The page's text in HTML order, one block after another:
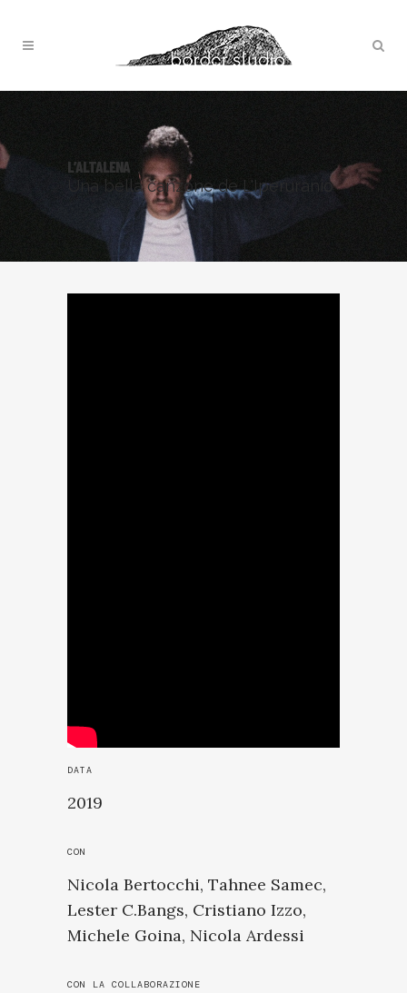
L’ALTALENA
Una bella canzone de L'Iperuranio
DATA
2019
CON
Nicola Bertocchi, Tahnee Samec,
Lester C.Bangs, Cristiano Izzo,
Michele Goina, Nicola Ardessi
CON LA COLLABORAZIONE